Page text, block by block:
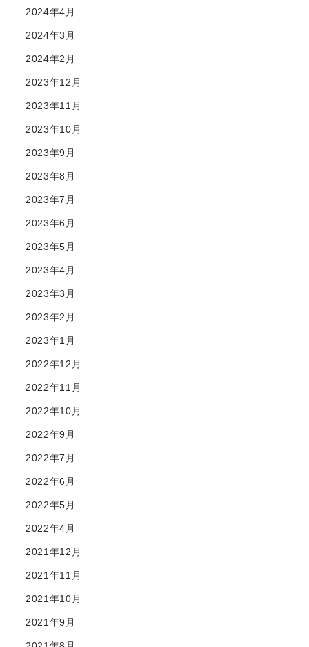
2024年4月
2024年3月
2024年2月
2023年12月
2023年11月
2023年10月
2023年9月
2023年8月
2023年7月
2023年6月
2023年5月
2023年4月
2023年3月
2023年2月
2023年1月
2022年12月
2022年11月
2022年10月
2022年9月
2022年7月
2022年6月
2022年5月
2022年4月
2021年12月
2021年11月
2021年10月
2021年9月